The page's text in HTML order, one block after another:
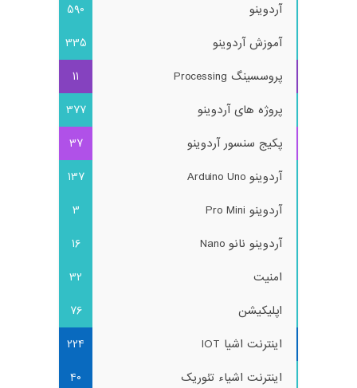
آردوینو
590
آموزش آردوینو
335
پروسسینگ Processing
11
پروژه های آردوینو
377
پکیج سنسور آردوینو
37
آردوینو Arduino Uno
137
آردوینو Pro Mini
3
آردوینو نانو Nano
16
امنیت
32
اپلیکیشن
76
اینترنت اشیا IOT
224
اینترنت اشیاء تئوریک
40